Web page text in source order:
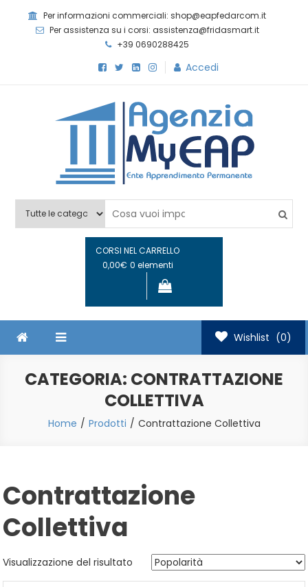
Per informazioni commerciali: shop@eapfedarcom.it
Per assistenza su i corsi: assistenza@fridasmart.it
+39 0690288425
Accedi
Agenzia MyEAP
CORSI NEL CARRELLO
0,00€ 0 elementi
Wishlist (0)
CATEGORIA: CONTRATTAZIONE
COLLETTIVA
Home Prodotti Contrattazione Collettiva
Contrattazione
Collettiva
Visualizzazione del risultato